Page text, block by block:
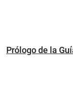
Prólogo de la